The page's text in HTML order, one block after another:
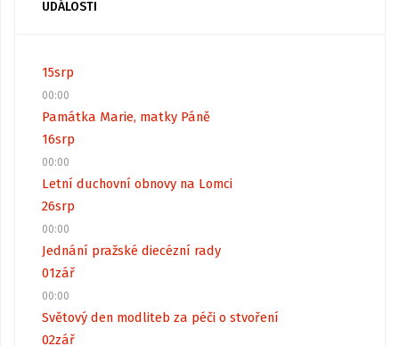
UDÁLOSTI
15srp
00:00
Památka Marie, matky Páně
16srp
00:00
Letní duchovní obnovy na Lomci
26srp
00:00
Jednání pražské diecézní rady
01zář
00:00
Světový den modliteb za péči o stvoření
02zář